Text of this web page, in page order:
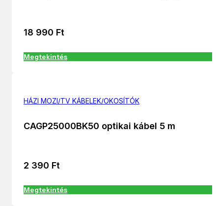
18 990 Ft
Megtekintés
HÁZI MOZI/TV KÁBELEK/OKOSÍTÓK
CAGP25000BK50 optikai kábel 5 m
2 390 Ft
Megtekintés